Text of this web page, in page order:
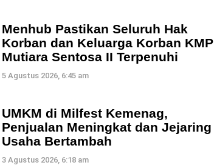
Menhub Pastikan Seluruh Hak
Korban dan Keluarga Korban KMP
Mutiara Sentosa II Terpenuhi
5 Agustus 2026, 6:45 am
UMKM di Milfest Kemenag,
Penjualan Meningkat dan Jejaring
Usaha Bertambah
3 Agustus 2026, 6:18 am